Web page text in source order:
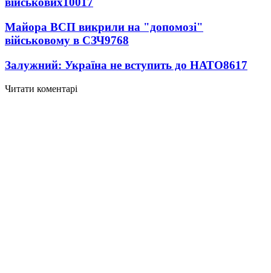
Майора ВСП викрили на "допомозі"
військовому в СЗЧ9768
Залужний: Україна не вступить до НАТО8617
Читати коментарі